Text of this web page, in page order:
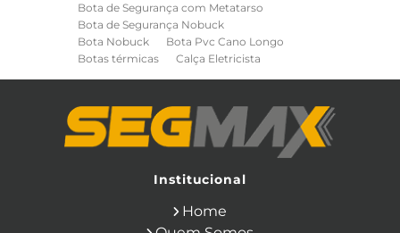
Bota de Segurança com Metatarso
Bota de Segurança Nobuck
Bota Nobuck
Bota Pvc Cano Longo
Botas térmicas
Calça Eletricista
Capa de Chuva
Cinto de Segurança para Eletricista
Cinto de Seguranca Paraquedista
Cone de Sinalização
Equipamentos de Construcao Civil
Ferramentas Eletricas
Ferramentas Isoladas
Institucional
Home